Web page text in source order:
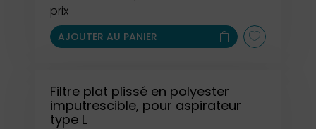
prix
AJOUTER AU PANIER
Filtre plat plissé en polyester
imputrescible, pour aspirateur
type L